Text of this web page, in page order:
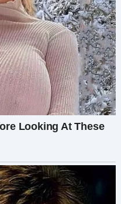
меня ты не
как хлыстом. Она
же все то, что ты
врал?
домой.
недоразумение.
Ну пусть так
тебя вряд ли кто-
Вообще
ждали ее: